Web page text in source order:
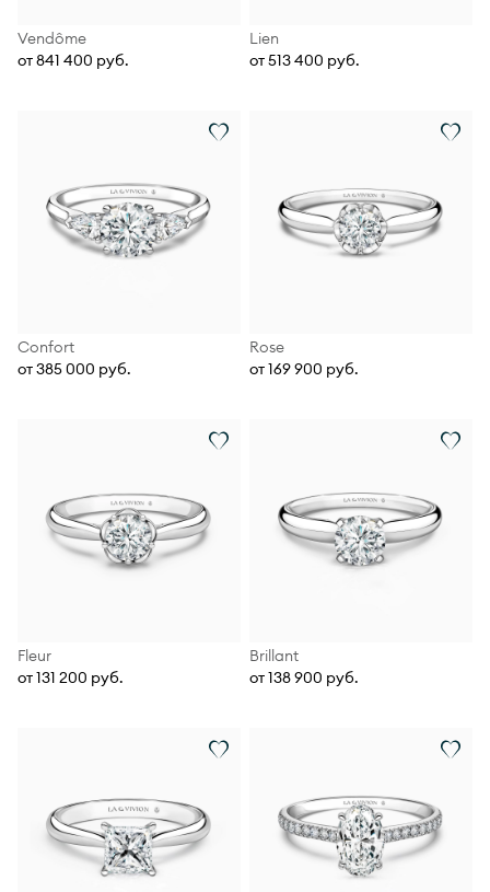
Vendôme
от 841 400 руб.
Lien
от 513 400 руб.
Confort
от 385 000 руб.
Rose
от 169 900 руб.
Fleur
от 131 200 руб.
Brillant
от 138 900 руб.